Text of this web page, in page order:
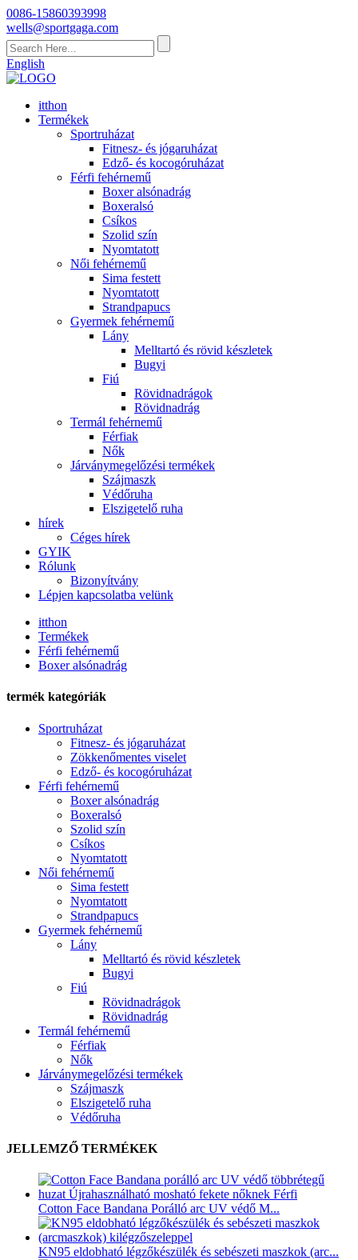
0086-15860393998
wells@sportgaga.com
English
itthon
Termékek
Sportruházat
Fitnesz- és jógaruházat
Edző- és kocogóruházat
Férfi fehérnemű
Boxer alsónadrág
Boxeralsó
Csíkos
Szolid szín
Nyomtatott
Női fehérnemű
Sima festett
Nyomtatott
Strandpapucs
Gyermek fehérnemű
Lány
Melltartó és rövid készletek
Bugyi
Fiú
Rövidnadrágok
Rövidnadrág
Termál fehérnemű
Férfiak
Nők
Járványmegelőzési termékek
Szájmaszk
Védőruha
Elszigetelő ruha
hírek
Céges hírek
GYIK
Rólunk
Bizonyítvány
Lépjen kapcsolatba velünk
itthon
Termékek
Férfi fehérnemű
Boxer alsónadrág
termék kategóriák
Sportruházat
Fitnesz- és jógaruházat
Zökkenőmentes viselet
Edző- és kocogóruházat
Férfi fehérnemű
Boxer alsónadrág
Boxeralsó
Szolid szín
Csíkos
Nyomtatott
Női fehérnemű
Sima festett
Nyomtatott
Strandpapucs
Gyermek fehérnemű
Lány
Melltartó és rövid készletek
Bugyi
Fiú
Rövidnadrágok
Rövidnadrág
Termál fehérnemű
Férfiak
Nők
Járványmegelőzési termékek
Szájmaszk
Elszigetelő ruha
Védőruha
JELLEMZŐ TERMÉKEK
Cotton Face Bandana Porálló arc UV védő M...
KN95 eldobható légzőkészülék és sebészeti maszkok (arc...